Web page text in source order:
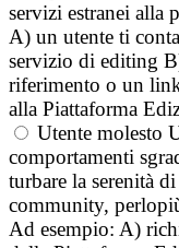
servizi estranei alla
A) un utente ti
servizio di editing
riferimento o un
alla Piattaforma
Utente molesto
comportamenti
turbare la serenità
community,
Ad esempio: A)